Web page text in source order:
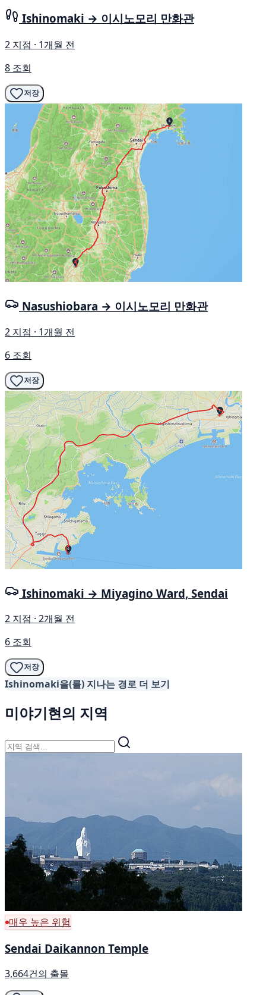
Ishinomaki → 이시노모리 만화관
2 지점 · 1개월 전
8 조회
저장
Nasushiobara → 이시노모리 만화관
2 지점 · 1개월 전
6 조회
저장
Ishinomaki → Miyagino Ward, Sendai
2 지점 · 2개월 전
6 조회
저장
Ishinomaki을(를) 지나는 경로 더 보기
미야기현의 지역
매우 높은 위험
Sendai Daikannon Temple
3,664건의 출몰